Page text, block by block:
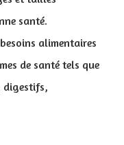
santé.
alimentaires
de santé tels que
digestifs,